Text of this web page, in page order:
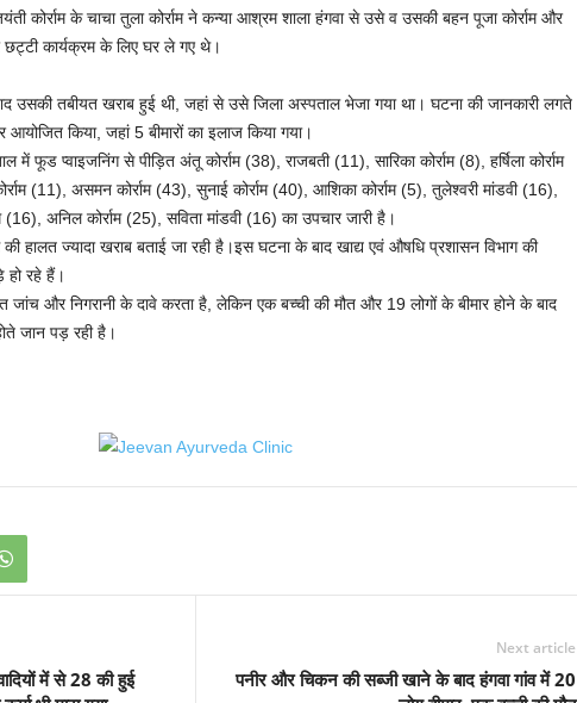
कोर्राम के चाचा तुला कोर्राम ने कन्या आश्रम शाला हंगवा से उसे व उसकी बहन पूजा कोर्राम और
छट्टी कार्यक्रम के लिए घर ले गए थे।
तबीयत खराब हुई थी, जहां से उसे जिला अस्पताल भेजा गया था। घटना की जानकारी लगते
आयोजित किया, जहां 5 बीमारों का इलाज किया गया।
फूड प्वाइजनिंग से पीड़ित अंतू कोर्राम (38), राजबती (11), सारिका कोर्राम (8), हर्षिला कोर्राम
(11), असमन कोर्राम (43), सुनाई कोर्राम (40), आशिका कोर्राम (5), तुलेश्वरी मांडवी (16),
(16), अनिल कोर्राम (25), सविता मांडवी (16) का उपचार जारी है।
हालत ज्यादा खराब बताई जा रही है।इस घटना के बाद खाद्य एवं औषधि प्रशासन विभाग की
हो रहे हैं।
जांच और निगरानी के दावे करता है, लेकिन एक बच्ची की मौत और 19 लोगों के बीमार होने के बाद
जान पड़ रही है।
में से 28 की हुई
Next article
पनीर और चिकन की सब्‍जी खाने के बाद हंगवा गांव में 20